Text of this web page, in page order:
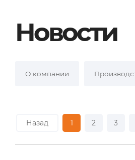
Новости
О компании
Назад 1 2 3